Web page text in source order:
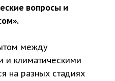
вопросы и
между
и климатическими
на разных стадиях